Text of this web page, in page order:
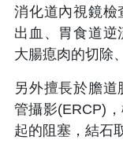
消化道內視鏡檢
出血、胃食道逆
大腸瘜肉的切除
另外擅長於膽
管攝影(ERCP)
起的阻塞，結石